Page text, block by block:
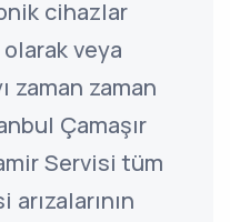
cihazlar
olarak veya
zaman zaman
Çamaşır
Servisi tüm
arızalarının